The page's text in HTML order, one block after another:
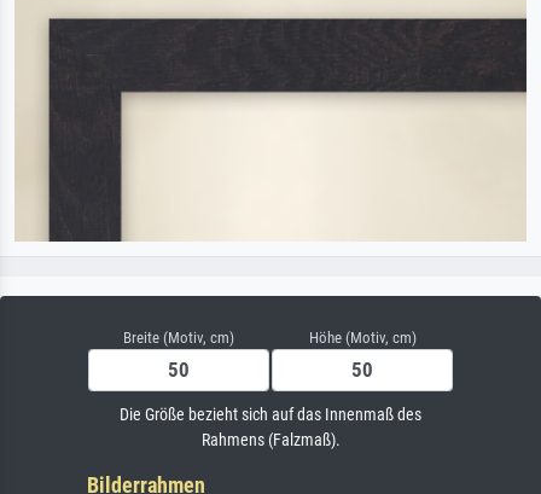
Breite (Motiv, cm) Höhe (Motiv, cm)
Die Größe bezieht sich auf das Innenmaß des
Rahmens (Falzmaß).
Bilderrahmen